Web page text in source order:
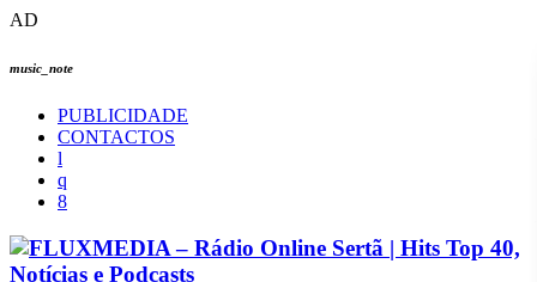
AD
music_note
PUBLICIDADE
CONTACTOS